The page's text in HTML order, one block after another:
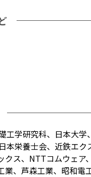
学研究科、日本大
栄養士会、近鉄エ
ス、NTTコムウェ
、芦森工業、昭和